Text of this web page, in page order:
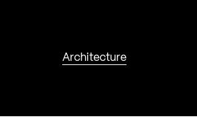
Architecture